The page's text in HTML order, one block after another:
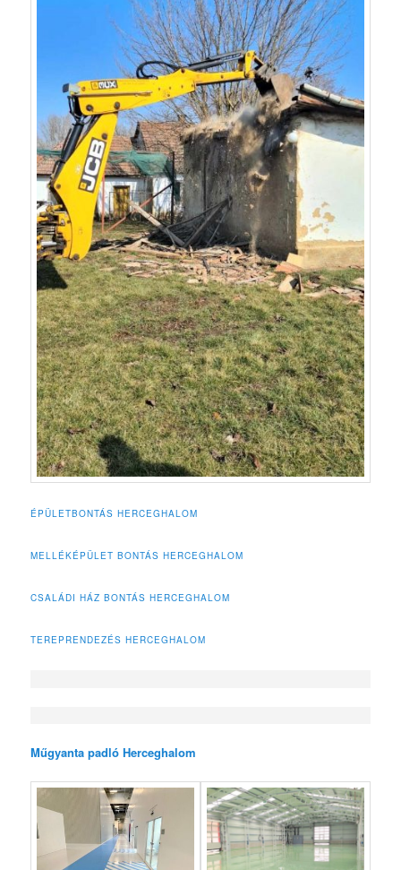
ÉPÜLETBONTÁS HERCEGHALOM
MELLÉKÉPÜLET BONTÁS HERCEGHALOM
CSALÁDI HÁZ BONTÁS HERCEGHALOM
TEREPRENDEZÉS HERCEGHALOM
Műgyanta padló Herceghalom